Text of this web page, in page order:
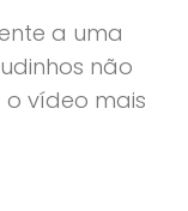
a uma
não
vídeo mais